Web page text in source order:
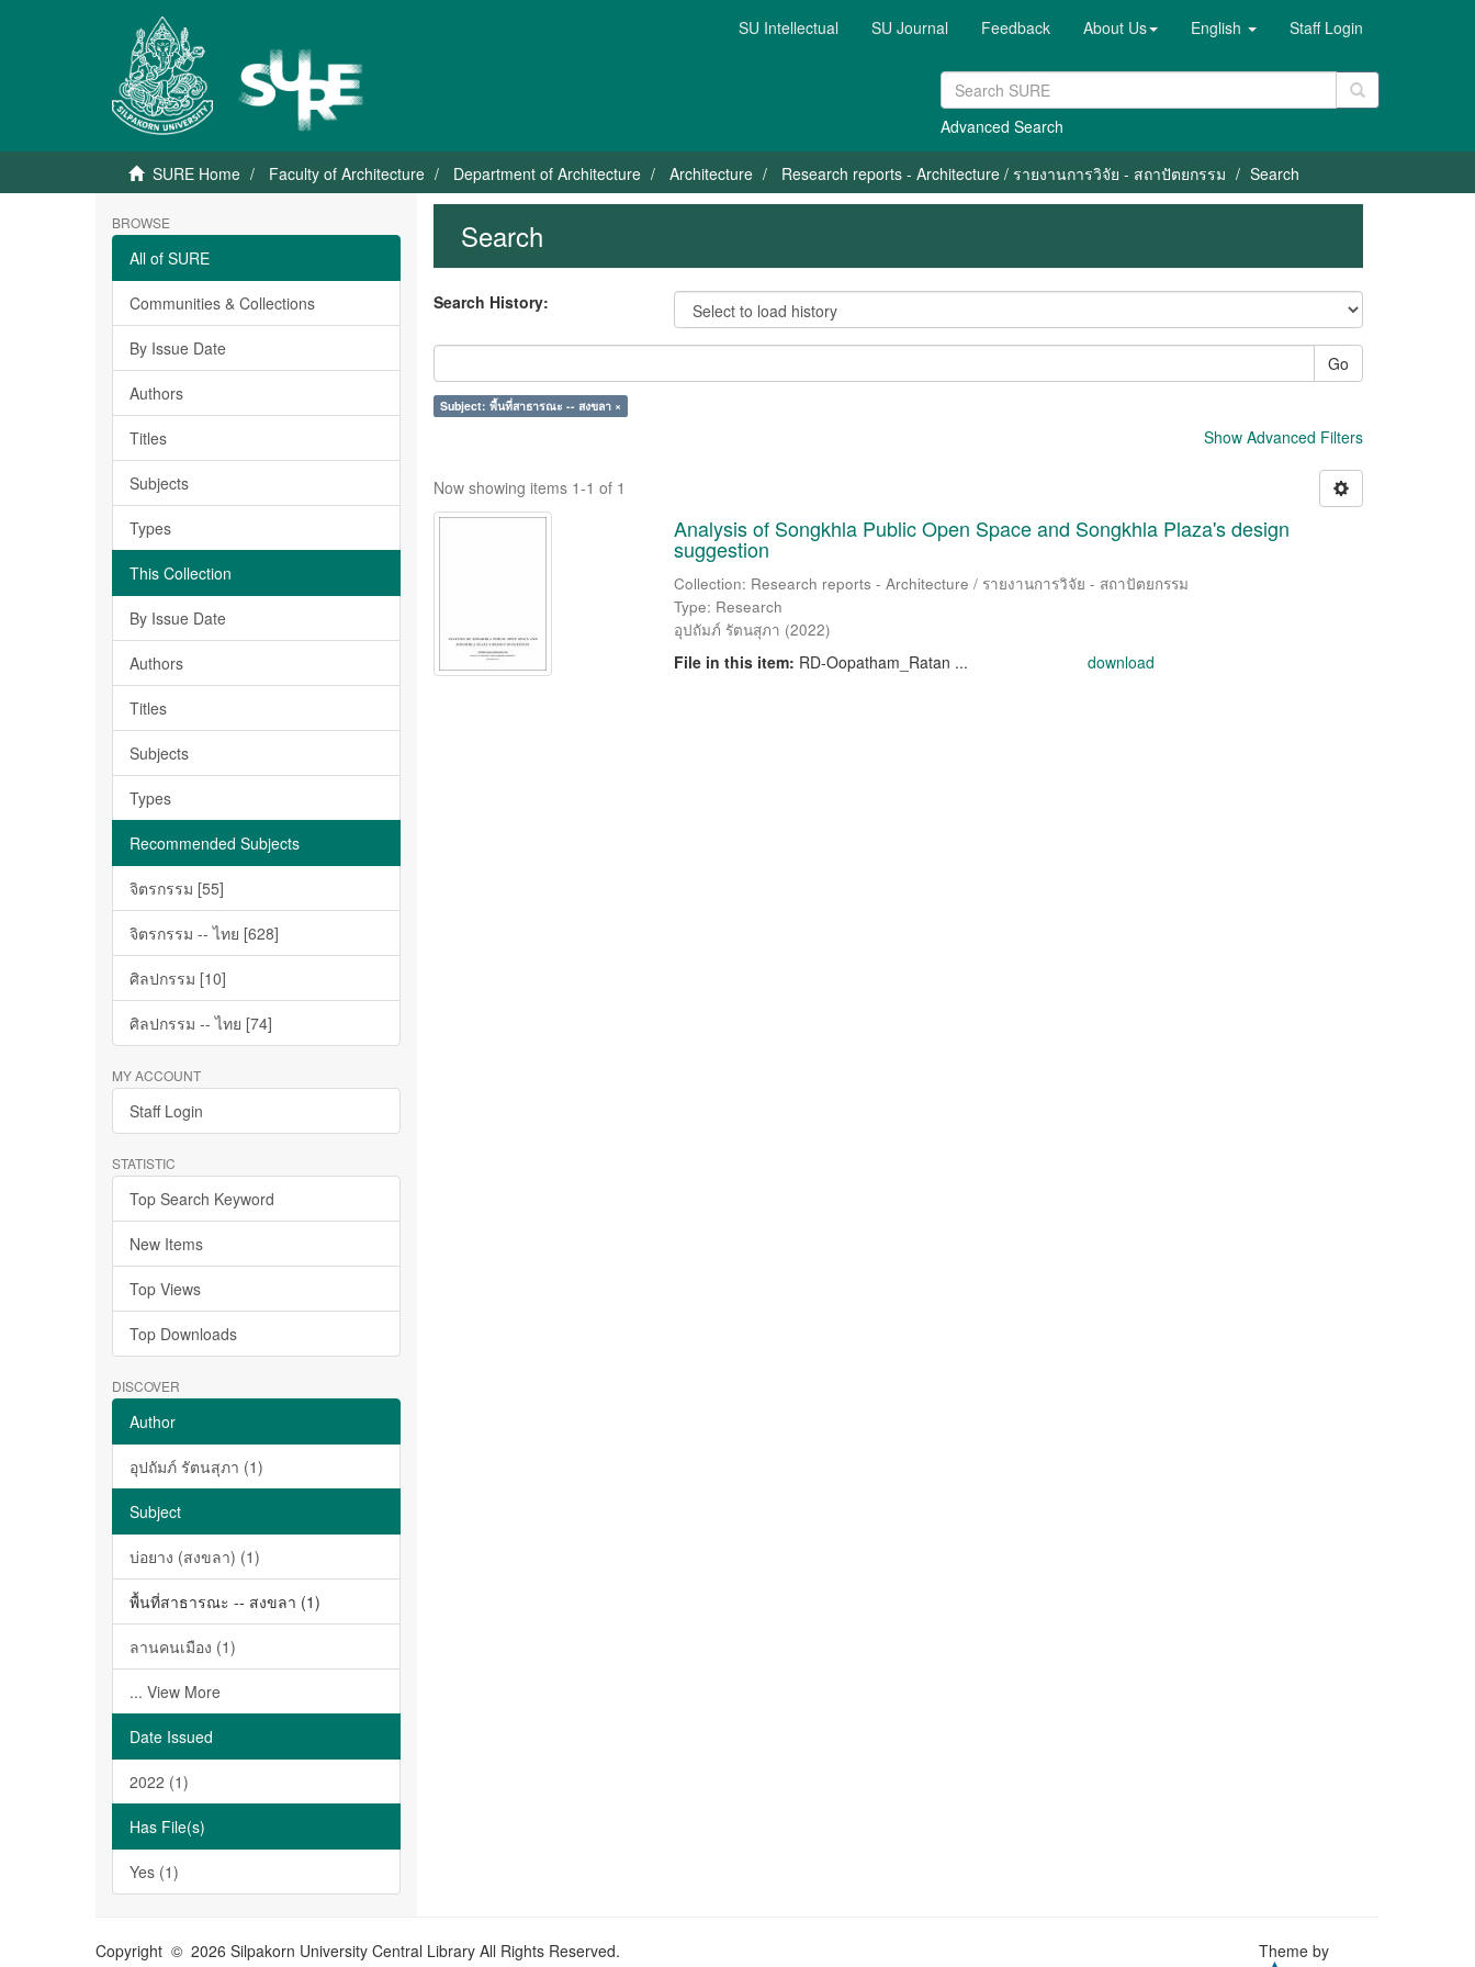
SU Intellectual SU Journal Feedback About Us English Staff Login
Advanced Search
SURE Home Faculty of Architecture Department of Architecture Architecture Research reports - Architecture / รายงานการวิจัย - สถาปัตยกรรม Search
BROWSE
All of SURE
Communities & Collections
By Issue Date
Authors
Titles
Subjects
Types
This Collection
By Issue Date
Authors
Titles
Subjects
Types
Recommended Subjects
จิตรกรรม [55]
จิตรกรรม -- ไทย [628]
ศิลปกรรม [10]
ศิลปกรรม -- ไทย [74]
MY ACCOUNT
Staff Login
STATISTIC
Top Search Keyword
New Items
Top Views
Top Downloads
DISCOVER
Author
อุปถัมภ์ รัตนสุภา (1)
Subject
บ่อยาง (สงขลา) (1)
พื้นที่สาธารณะ -- สงขลา (1)
ลานคนเมือง (1)
... View More
Date Issued
2022 (1)
Has File(s)
Yes (1)
Search
Search History:
Go
Subject: พื้นที่สาธารณะ -- สงขลา ×
Show Advanced Filters
Now showing items 1-1 of 1
Analysis of Songkhla Public Open Space and Songkhla Plaza's design
suggestion
Collection: Research reports - Architecture / รายงานการวิจัย - สถาปัตยกรรม
Type: Research
อุปถัมภ์ รัตนสุภา (2022)
File in this item: RD-Oopatham_Ratan ... download
Copyright © 2026 Silpakorn University Central Library All Rights Reserved. Theme by